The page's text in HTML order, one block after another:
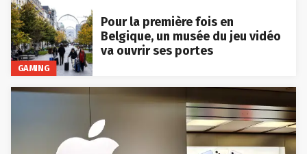
GAMING
Pour la première fois en
Belgique, un musée du jeu vidéo
va ouvrir ses portes